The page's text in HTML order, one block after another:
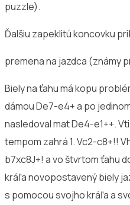
puzzle).
Ďalšiu zapeklitú koncovku
premena na jazdca (známy
Biely na ťahu má kopu
dámou De7-e4+ a po
nasledoval mat De4-e1++.
tempom zahrá 1. Vc2-c8+!!
b7xc8J+! a vo štvrtom ťahu
kráľa novopostavený biely
s pomocou svojho kráľa a